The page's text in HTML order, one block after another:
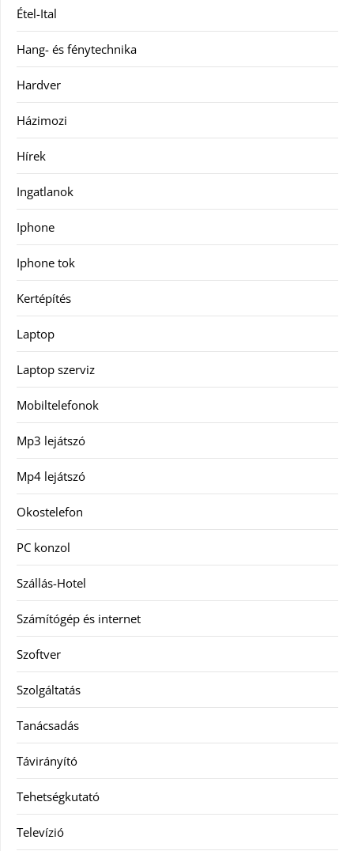
Étel-Ital
Hang- és fénytechnika
Hardver
Házimozi
Hírek
Ingatlanok
Iphone
Iphone tok
Kertépítés
Laptop
Laptop szerviz
Mobiltelefonok
Mp3 lejátszó
Mp4 lejátszó
Okostelefon
PC konzol
Szállás-Hotel
Számítógép és internet
Szoftver
Szolgáltatás
Tanácsadás
Távirányító
Tehetségkutató
Televízió